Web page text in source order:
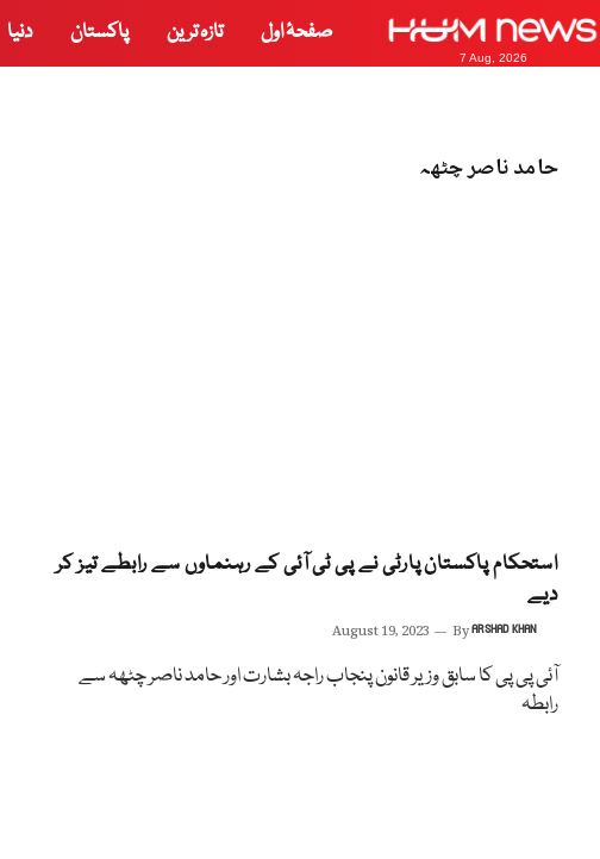
7 Aug, 2026
صفحۂ اول تازہ ترین پاکستان دنیا
حامد ناصر چٹھہ
استحکام پاکستان پارٹی نے پی ٹی آئی کے رہنماوں سے رابطے تیز کر
دیے
August 19, 2023 ByARSHAD KHAN
آئی پی پی کا سابق وزیر قانون پنجاب راجہ بشارت اور حامد ناصر چٹھہ سے
رابطہ